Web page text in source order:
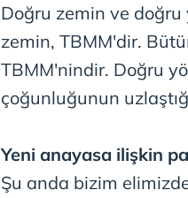
Doğru zemin ve
zemin, TBMM'dir.
TBMM'nindir. Doğru
çoğunluğunun
Yeni anayasa ilişkin
Şu anda bizim